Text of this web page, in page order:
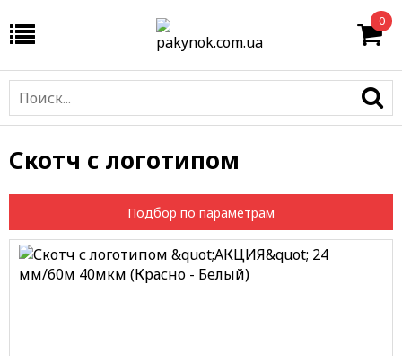
0
Скотч с логотипом
Подбор по параметрам